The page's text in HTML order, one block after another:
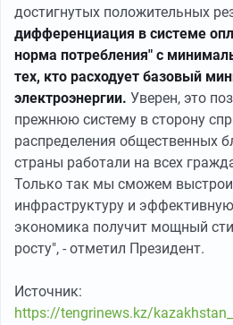
достигнутых положительных
дифференциация в системе
норма потребления" с
тех, кто расходует базовый
электроэнергии. Уверен, это
прежнюю систему в сторону
распределения общественных
страны работали на всех
Только так мы сможем
инфраструктуру и эффективную
экономика получит мощный
росту", - отметил Президент.
Источник:
https://tengrinews.kz/